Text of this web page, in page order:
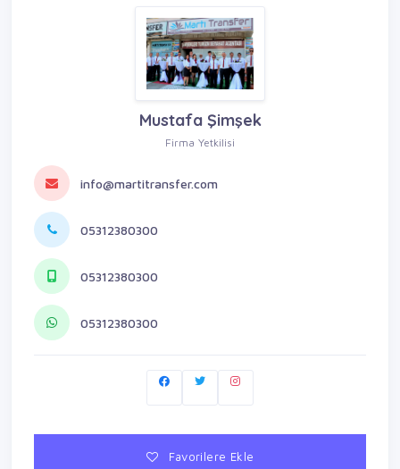
Mustafa Şimşek
Firma Yetkilisi
info@martitransfer.com
05312380300
05312380300
05312380300
Favorilere Ekle